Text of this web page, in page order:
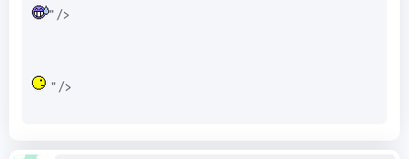
" />
" />